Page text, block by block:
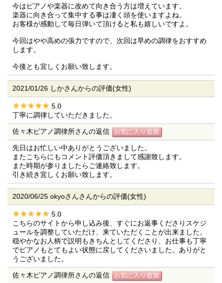
今はピアノや楽器に改めて向き合う方は増えています。
楽器に向き合って集中する事は凄く頭を使いますよね。
お客様が感動して毎日弾いて頂けると私も嬉しいですよ。
今回はやや高めの張力ですので、次回は早めの調律をおすすめ
します。
今後とも宜しくお願い致します。
2021/01/26 しかさんからの評価(女性)
5.0
丁寧に調律していただきました。
佐々木ピアノ調律所さんの返信
先日はお忙しい中ありがとうございました。
またこちらにもコメント評価頂きまして感謝致します。
また時期が参りましたらご連絡致します。
引き続き宜しくお願い致します。
2020/06/25 okyoさんさんからの評価(女性)
5.0
こちらのサイトから申し込み後、すぐにお返事くださりスケジ
ュールを調整していただけ、来ていただくことが出来ました。
穏やかなお人柄で説明もきちんとしてくださり、お仕事も丁寧
でピアノもとてもよい状態に戻してくださいました。ありがと
うございました。
佐々木ピアノ調律所さんの返信